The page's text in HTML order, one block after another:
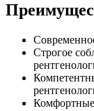
Строгое
Комфортные